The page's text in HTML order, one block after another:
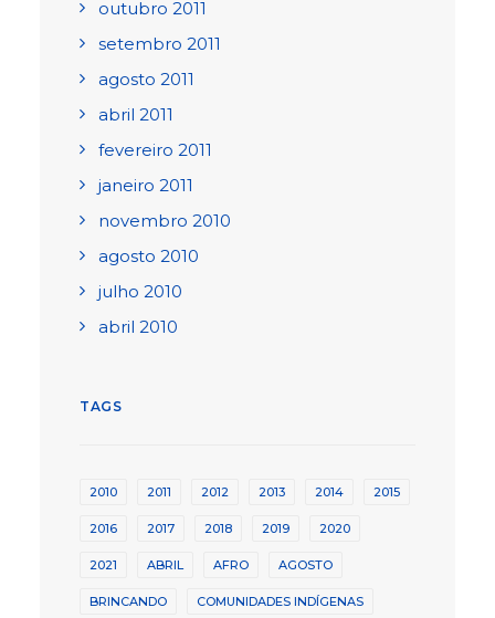
outubro 2011
setembro 2011
agosto 2011
abril 2011
fevereiro 2011
janeiro 2011
novembro 2010
agosto 2010
julho 2010
abril 2010
TAGS
2010 2011 2012 2013 2014 2015
2016 2017 2018 2019 2020
2021 ABRIL AFRO AGOSTO
BRINCANDO COMUNIDADES INDÍGENAS